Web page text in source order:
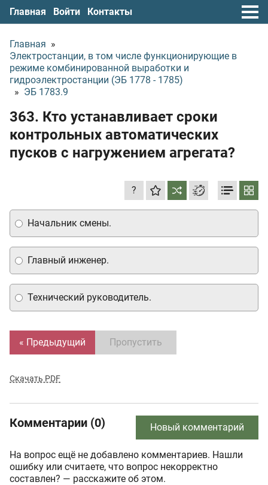
Главная Войти Контакты
Главная »
Электростанции, в том числе функционирующие в
режиме комбинированной выработки и
гидроэлектростанции (ЭБ 1778 - 1785)
» ЭБ 1783.9
363. Кто устанавливает сроки
контрольных автоматических
пусков с нагружением агрегата?
?
Технический руководитель.
Главный инженер.
Начальник смены.
« Предыдущий Пропустить
Скачать PDF
Комментарии (0) Новый комментарий
На вопрос ещё не добавлено комментариев. Нашли
ошибку или считаете, что вопрос некорректно
составлен? — расскажите об этом.